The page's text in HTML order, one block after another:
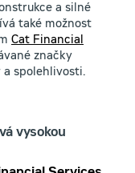
a silné
také možnost
Cat Financial
značky
a spolehlivosti.
vysokou